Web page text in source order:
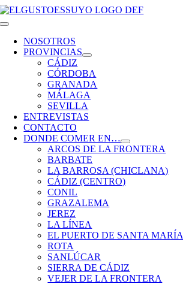
Saltar
al
Toggle
NavigationNOSOTROS
PROVINCIAS
CÁDIZ
CÓRDOBA
GRANADA
MÁLAGA
SEVILLA
ENTREVISTAS
CONTACTO
DONDE COMER EN…
ARCOS DE LA FRONTERA
BARBATE
LA BARROSA (CHICLANA)
CÁDIZ (CENTRO)
CONIL
GRAZALEMA
JEREZ
LA LÍNEA
EL PUERTO DE SANTA MARÍA
ROTA
SANLÚCAR
SIERRA DE CÁDIZ
VEJER DE LA FRONTERA